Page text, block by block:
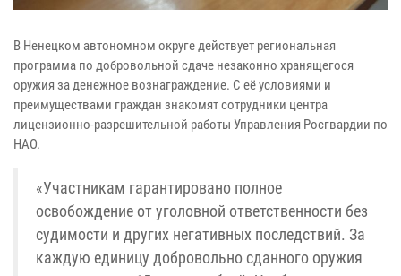
В Ненецком автономном округе действует региональная
программа по добровольной сдаче незаконно хранящегося
оружия за денежное вознаграждение. С её условиями и
преимуществами граждан знакомят сотрудники центра
лицензионно-разрешительной работы Управления Росгвардии по
НАО.
«Участникам гарантировано полное
освобождение от уголовной ответственности без
судимости и других негативных последствий. За
каждую единицу добровольно сданного оружия